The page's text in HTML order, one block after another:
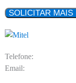
Telefone:
Email: